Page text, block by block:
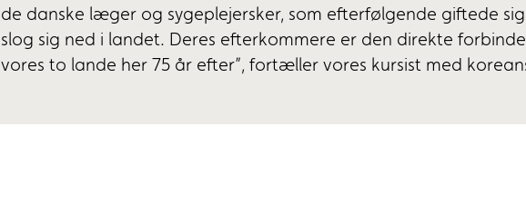
de danske læger og sygeplejersker, som efterfølgende giftede
slog sig ned i landet. Deres efterkommere er den direkte
vores to lande her 75 år efter”, fortæller vores kursist med